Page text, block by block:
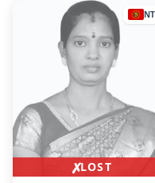
✗LOST